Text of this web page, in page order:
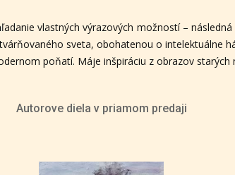
vlastných výrazových možností –
sveta, obohatenou o intelektuálne
poňatí. Máje inšpiráciu z obrazov starých
Autorove diela v priamom predaji